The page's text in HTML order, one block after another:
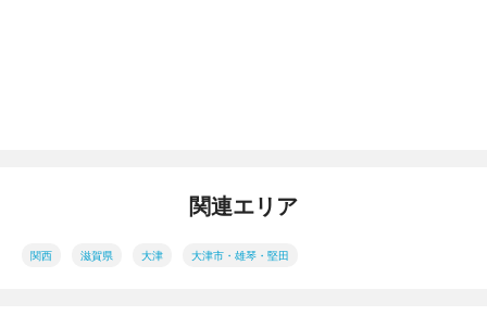
関連エリア
関西 滋賀県 大津 大津市・雄琴・堅田